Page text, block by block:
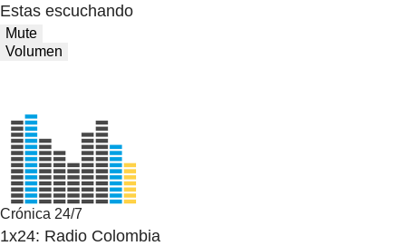
Estas escuchando
Mute
Volumen
Crónica 24/7
1x24: Radio Colombia